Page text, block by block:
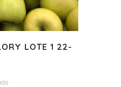
LOTE 1 22-